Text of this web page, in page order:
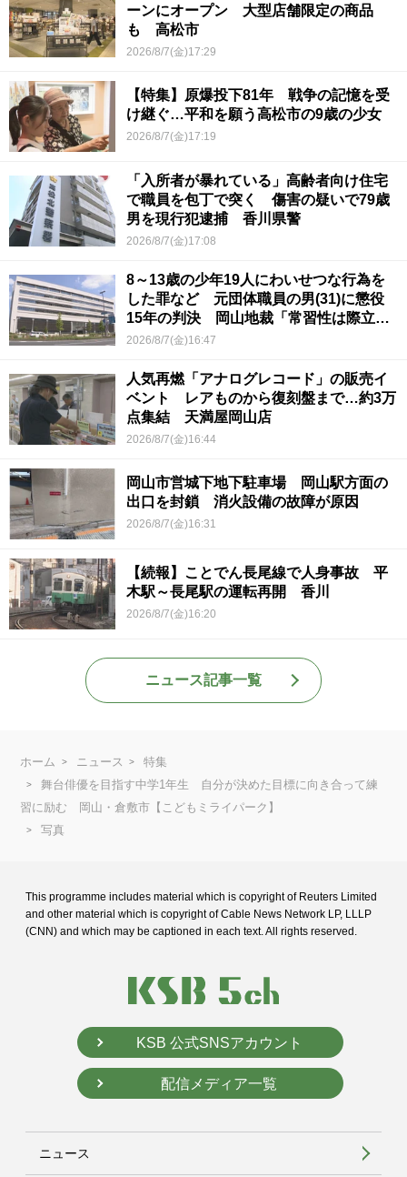
ーンにオープン 大型店舗限定の商品
も 高松市
2026/8/7(金)17:29
【特集】原爆投下81年 戦争の記憶を受
け継ぐ…平和を願う高松市の9歳の少女
2026/8/7(金)17:19
「入所者が暴れている」高齢者向け住宅
で職員を包丁で突く 傷害の疑いで79歳
男を現行犯逮捕 香川県警
2026/8/7(金)17:08
8～13歳の少年19人にわいせつな行為を
した罪など 元団体職員の男(31)に懲役
15年の判決 岡山地裁「常習性は際立っ
ていて被害結果も非常に重い」
2026/8/7(金)16:47
人気再燃「アナログレコード」の販売イ
ベント レアものから復刻盤まで…約3万
点集結 天満屋岡山店
2026/8/7(金)16:44
岡山市営城下地下駐車場 岡山駅方面の
出口を封鎖 消火設備の故障が原因
2026/8/7(金)16:31
【続報】ことでん長尾線で人身事故 平
木駅～長尾駅の運転再開 香川
2026/8/7(金)16:20
ニュース記事一覧
ホーム ニュース
特集
舞台俳優を目指す中学1年生 自分が決めた目標に向き合って練
習に励む 岡山・倉敷市【こどもミライパーク】
写真
This programme includes material which is copyright of Reuters Limited
and other material which is copyright of Cable News Network LP, LLLP
(CNN) and which may be captioned in each text. All rights reserved.
KSB 公式SNSアカウント
配信メディア一覧
ニュース